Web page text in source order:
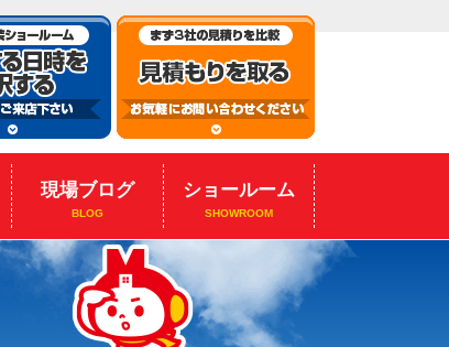
現場ブログ
BLOG
ショールーム
SHOWROOM